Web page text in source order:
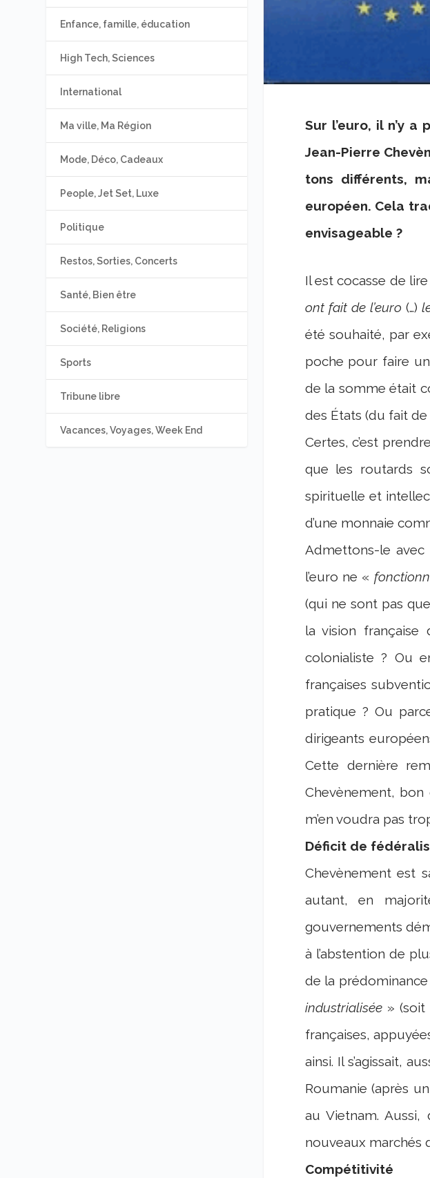
Sur l’euro, il n’y
Jean-Pierre
tons différents,
européen. Cela
envisageable ?
Il est cocasse de
ont fait de l’euro (…)
été souhaité, par
poche pour faire
de la somme était
des États (du fait de
Certes, c’est
que les routards
spirituelle et
d’une monnaie
Admettons-le
l’euro ne «
(qui ne sont pas
la vision française
colonialiste ? Ou
françaises
pratique ? Ou
dirigeants
Cette dernière
Chevènement, bon
m’en voudra pas
Déficit de
Chevènement est
autant, en
gouvernements
à l’abstention de
de la
industrialisée» (soit
françaises,
ainsi. Il s’agissait,
Roumanie (après
au Vietnam.
nouveaux marchés
Compétitivité
Enfance, famille, éducation
High Tech, Sciences
International
Ma ville, Ma Région
Mode, Déco, Cadeaux
People, Jet Set, Luxe
Politique
Restos, Sorties, Concerts
Santé, Bien être
Société, Religions
Sports
Tribune libre
Vacances, Voyages, Week End